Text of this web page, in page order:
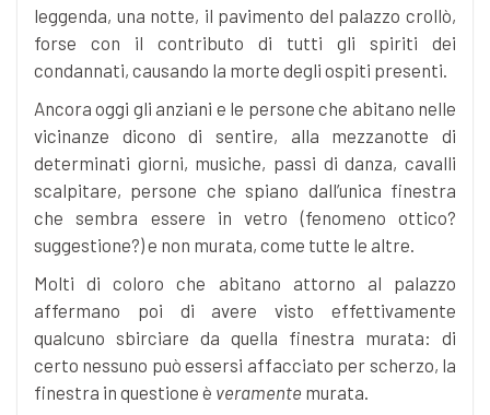
leggenda, una notte, il pavimento del palazzo crollò,
forse con il contributo di tutti gli spiriti dei
condannati, causando la morte degli ospiti presenti.
Ancora oggi gli anziani e le persone che abitano nelle
vicinanze dicono di sentire, alla mezzanotte di
determinati giorni, musiche, passi di danza, cavalli
scalpitare, persone che spiano dall’unica finestra
che sembra essere in vetro (fenomeno ottico?
suggestione?) e non murata, come tutte le altre.
Molti di coloro che abitano attorno al palazzo
affermano poi di avere visto effettivamente
qualcuno sbirciare da quella finestra murata: di
certo nessuno può essersi affacciato per scherzo, la
finestra in questione è veramente murata.